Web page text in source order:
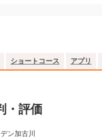
ショートコース アプリ
・評価
ン加古川